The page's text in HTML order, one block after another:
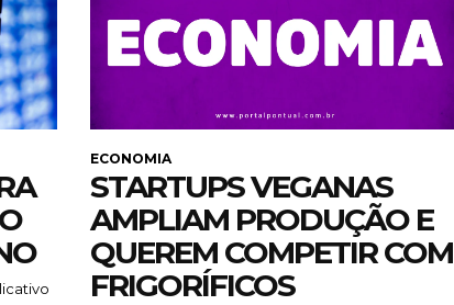
ECONOMIA
STARTUPS VEGANAS
AMPLIAM PRODUÇÃO E
QUEREM COMPETIR COM
FRIGORÍFICOS